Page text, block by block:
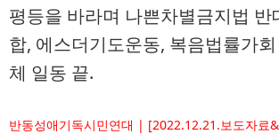
평등을 바라며 나쁜차별금지법 반
합, 에스더기도운동, 복음법률가
체 일동 끝.
반동성애기독시민연대 | [2022.12.21.보도자료